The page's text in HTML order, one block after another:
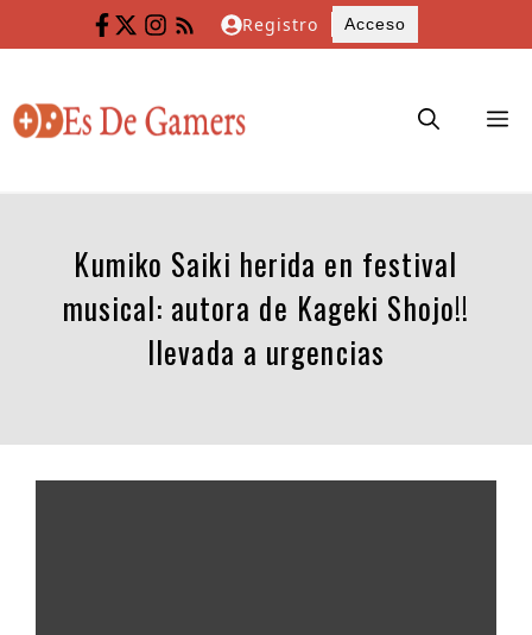
al
Registro Acceso
Kumiko Saiki herida en festival
musical: autora de Kageki Shojo!!
llevada a urgencias